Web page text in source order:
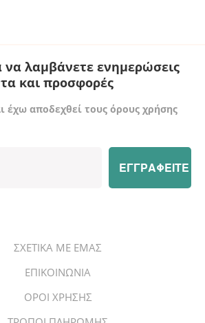
να λαμβάνετε ενημερώσεις
και προσφορές
έχω αποδεχθεί τους όρους χρήσης
ΣΧΕΤΙΚΑ ΜΕ ΕΜΑΣ
ΕΠΙΚΟΙΝΩΝΙΑ
ΟΡΟΙ ΧΡΗΣΗΣ